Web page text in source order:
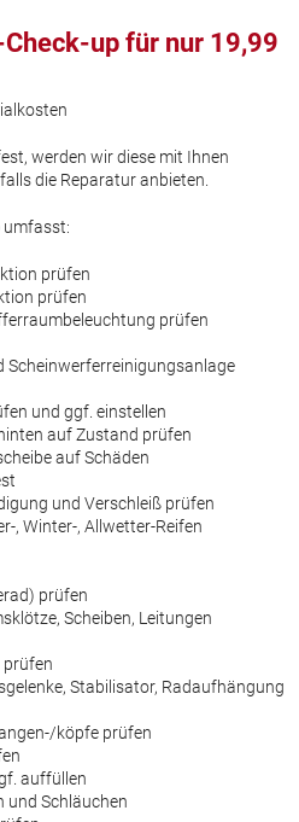
up für nur 19,99
werden wir diese mit Ihnen
die Reparatur anbieten.
umfasst:
prüfen
prüfen
prüfen
Scheinwerferreinigungsanlage
und ggf. einstellen
auf Zustand prüfen
auf Schäden
und Verschleiß prüfen
, Winter-, Allwetter-Reifen
prüfen
Scheiben, Leitungen
prüfen
Stabilisator, Radaufhängung
köpfe prüfen
auffüllen
und Schläuchen